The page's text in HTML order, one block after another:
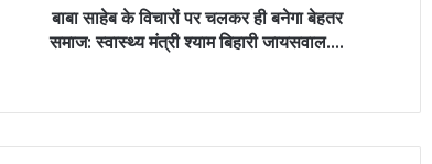
बाबा साहेब के विचारों पर चलकर ही बनेगा बेहतर
समाज: स्वास्थ्य मंत्री श्याम बिहारी जायसवाल….